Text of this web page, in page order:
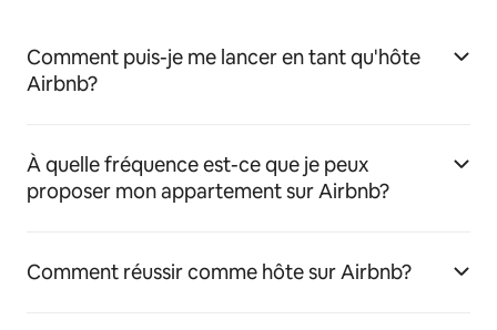
Comment puis-je me lancer en tant qu'hôte
Airbnb?
À quelle fréquence est-ce que je peux
proposer mon appartement sur Airbnb?
Comment réussir comme hôte sur Airbnb?